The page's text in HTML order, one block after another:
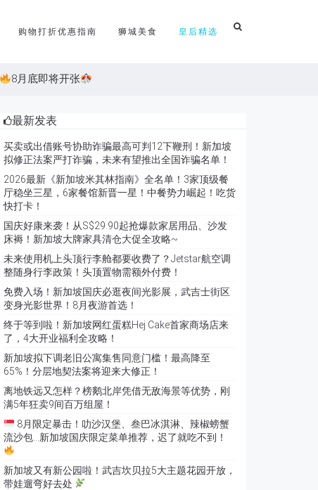
购物打折优惠指南 狮城美食 皇后精选
8月底即将开张
最新发表
买卖或出借账号协助诈骗最高可判12下鞭刑！新加坡
拟修正法案严打诈骗，未来有望推出全国诈骗名单！
2026最新《新加坡米其林指南》全名单！3家顶级餐
厅稳坐三星，6家餐馆新晋一星！中餐势力崛起！吃货
快打卡！
国庆好康来袭！从S$29.90起抢爆款家居用品、沙发
床褥！新加坡大牌家具清仓大促全攻略~
未来使用机上头顶行李舱都要收费了？Jetstar航空调
整随身行李政策！头顶置物需额外付费！
免费入场！新加坡国庆必逛夜间光影展，武吉士街区
变身光影世界！8月夜游首选！
终于等到啦！新加坡网红蛋糕Hej Cake首家商场店来
了，4大开业福利全攻略！
新加坡拟下调老旧公寓集售同意门槛！最高降至
65%！分层地契法案将迎来大修正！
离地铁远又怎样？榜鹅北岸凭借无敌海景等优势，刚
满5年狂卖9间百万组屋！
8月限定暴击！叻沙汉堡、叁巴冰淇淋、辣椒螃蟹
流沙包…新加坡国庆限定菜单推荐，迟了就吃不到！
新加坡又有新公园啦！武吉坎贝拉5大主题花园开放，
带娃遛弯好去处